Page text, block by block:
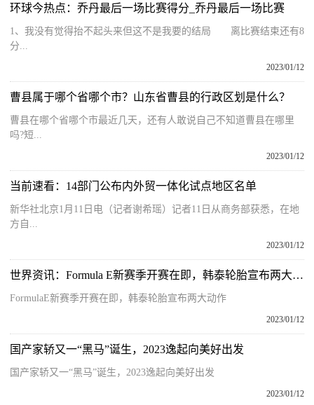
环球今热点：乔丹最后一场比赛得分_乔丹最后一场比赛
1、我没有觉得抬不起头来但这不是我要的结局 离比赛结束还有8
分...
2023/01/12
曹县属于哪个省哪个市？山东省曹县的行政区划是什么？
曹县在哪个省哪个市最近几天，还有人敢说自己不知道曹县在哪里
吗?短...
2023/01/12
当前速看：14部门公布内外贸一体化试点地区名单
新华社北京1月11日电（记者谢希瑶）记者11日从商务部获悉，在地
方自...
2023/01/12
世界资讯：Formula E新赛季开赛在即，韩泰轮胎宣布两大动作
FormulaE新赛季开赛在即，韩泰轮胎宣布两大动作
2023/01/12
国产家轿又一“黑马”诞生，2023逸起向美好出发
国产家轿又一“黑马”诞生，2023逸起向美好出发
2023/01/12